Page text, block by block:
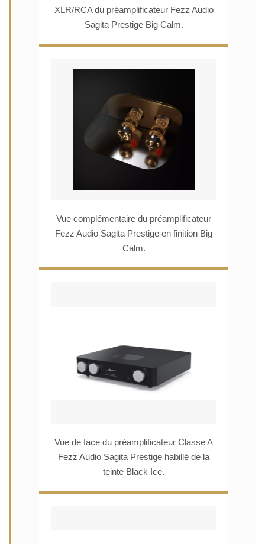
XLR/RCA du préamplificateur Fezz Audio
Sagita Prestige Big Calm.
Vue complémentaire du préamplificateur
Fezz Audio Sagita Prestige en finition Big
Calm.
Vue de face du préamplificateur Classe A
Fezz Audio Sagita Prestige habillé de la
teinte Black Ice.